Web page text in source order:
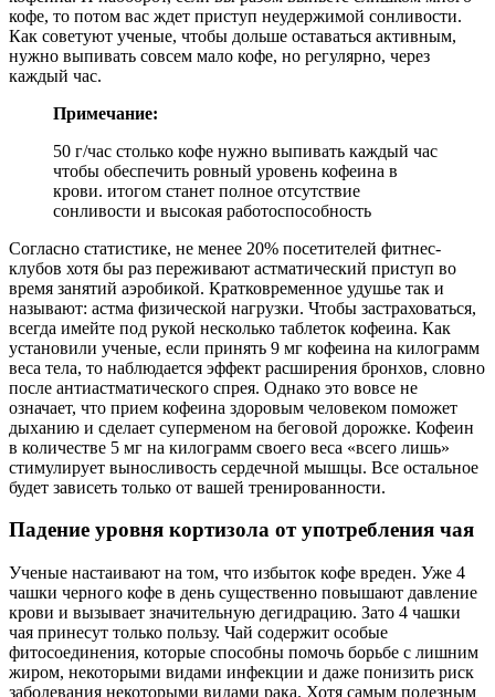
кофе, то потом вас ждет приступ неудержимой сонливости.
Как советуют ученые, чтобы дольше оставаться активным,
нужно выпивать совсем мало кофе, но регулярно, через
каждый час.
Примечание:
50 г/час столько кофе нужно выпивать каждый час
чтобы обеспечить ровный уровень кофеина в
крови. итогом станет полное отсутствие
сонливости и высокая работоспособность
Согласно статистике, не менее 20% посетителей фитнес-
клубов хотя бы раз переживают астматический приступ во
время занятий аэробикой. Кратковременное удушье так и
называют: астма физической нагрузки. Чтобы застраховаться,
всегда имейте под рукой несколько таблеток кофеина. Как
установили ученые, если принять 9 мг кофеина на килограмм
веса тела, то наблюдается эффект расширения бронхов, словно
после антиастматического спрея. Однако это вовсе не
означает, что прием кофеина здоровым человеком поможет
дыханию и сделает суперменом на беговой дорожке. Кофеин
в количестве 5 мг на килограмм своего веса «всего лишь»
стимулирует выносливость сердечной мышцы. Все остальное
будет зависеть только от вашей тренированности.
Падение уровня кортизола от употребления чая
Ученые настаивают на том, что избыток кофе вреден. Уже 4
чашки черного кофе в день существенно повышают давление
крови и вызывает значительную дегидрацию. Зато 4 чашки
чая принесут только пользу. Чай содержит особые
фитосоединения, которые способны помочь борьбе с лишним
жиром, некоторыми видами инфекции и даже понизить риск
заболевания некоторыми видами рака. Хотя самым полезным